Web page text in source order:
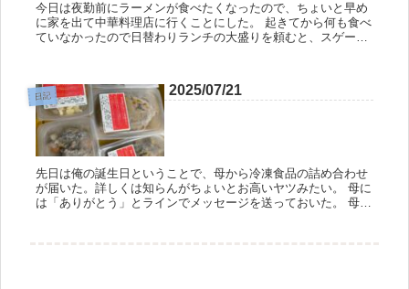
今日は夜勤前にラーメンが食べたくなったので、ちょいと早め
に家を出て中華料理店に行くことにした。 起きてから何も食べ
ていなかったので日替わりランチの大盛りを頼むと、スゲーデ
日記 2025/07/21
先日は俺の誕生日ということで、母から冷凍食品の詰め合わせ
が届いた。詳しくは知らんがちょいとお高いヤツみたい。 母に
は「ありがとう」とラインでメッセージを送っておいた。 母は